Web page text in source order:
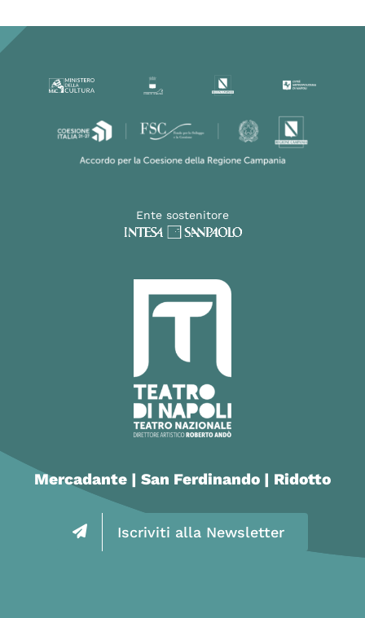
Ente sostenitore
Mercadante | San Ferdinando | Ridotto
Iscriviti alla Newsletter